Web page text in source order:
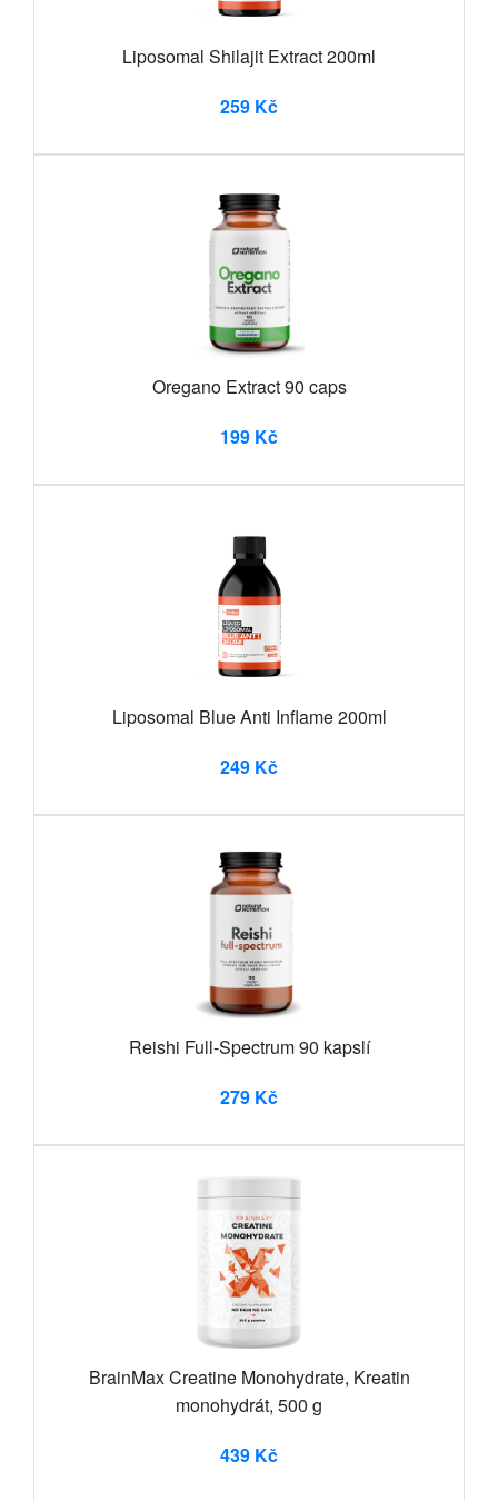
Liposomal Shilajit Extract 200ml
259 Kč
Oregano Extract 90 caps
199 Kč
Liposomal Blue Anti Inflame 200ml
249 Kč
Reishi Full-Spectrum 90 kapslí
279 Kč
BrainMax Creatine Monohydrate, Kreatin
monohydrát, 500 g
439 Kč